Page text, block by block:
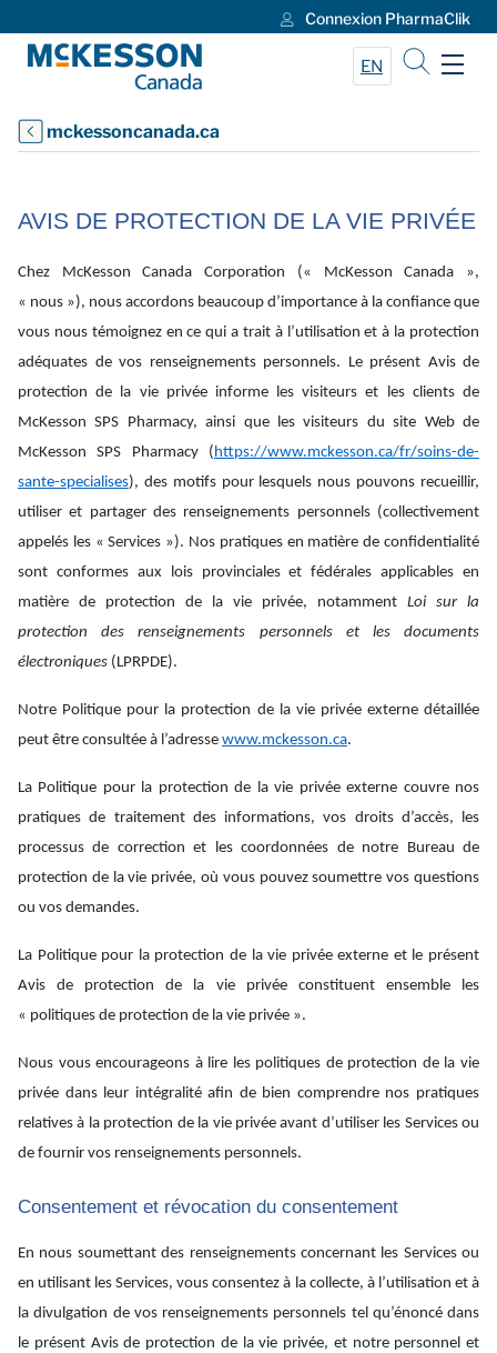
Connexion PharmaClik
EN
mckessoncanada.ca
AVIS DE PROTECTION DE LA VIE PRIVÉE
Chez McKesson Canada Corporation (« McKesson Canada »,
« nous »), nous accordons beaucoup d’importance à la confiance que
vous nous témoignez en ce qui a trait à l’utilisation et à la protection
adéquates de vos renseignements personnels. Le présent Avis de
protection de la vie privée informe les visiteurs et les clients de
McKesson SPS Pharmacy, ainsi que les visiteurs du site Web de
McKesson SPS Pharmacy ( https://www.mckesson.ca/fr/soins-de-
sante-specialises), des motifs pour lesquels nous pouvons recueillir,
utiliser et partager des renseignements personnels (collectivement
appelés les « Services »). Nos pratiques en matière de confidentialité
sont conformes aux lois provinciales et fédérales applicables en
matière de protection de la vie privée, notamment Loi sur la
protection des renseignements personnels et les documents
électroniques (LPRPDE).
Notre Politique pour la protection de la vie privée externe détaillée
peut être consultée à l’adresse www.mckesson.ca.
La Politique pour la protection de la vie privée externe couvre nos
pratiques de traitement des informations, vos droits d’accès, les
processus de correction et les coordonnées de notre Bureau de
protection de la vie privée, où vous pouvez soumettre vos questions
ou vos demandes.
La Politique pour la protection de la vie privée externe et le présent
Avis de protection de la vie privée constituent ensemble les
« politiques de protection de la vie privée ».
Nous vous encourageons à lire les politiques de protection de la vie
privée dans leur intégralité afin de bien comprendre nos pratiques
relatives à la protection de la vie privée avant d’utiliser les Services ou
de fournir vos renseignements personnels.
Consentement et révocation du consentement
En nous soumettant des renseignements concernant les Services ou
en utilisant les Services, vous consentez à la collecte, à l’utilisation et à
la divulgation de vos renseignements personnels tel qu’énoncé dans
le présent Avis de protection de la vie privée, et notre personnel et